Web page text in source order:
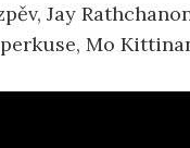
Jay
Mo